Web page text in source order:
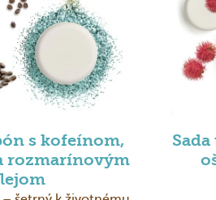
s kofeínom,
rozmarínovým